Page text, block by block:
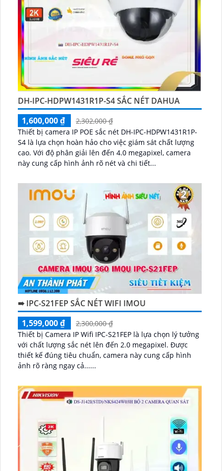
DH-IPC-HDPW1431R1P-S4 SẮC NÉT DAHUA
1,600,000 ₫
2,302,000 ₫
Thiết bị camera IP POE sắc nét DH-IPC-HDPW1431R1P-
S4 là lựa chọn hoàn hảo cho việc giám sát chất lượng
cao. Với độ phân giải lên đến 4.0 megapixel, camera
này cung cấp hình ảnh rõ nét và chi tiết...
➠ IPC-S21FEP SẮC NÉT WIFI IMOU
1,599,000 ₫
2,300,000 ₫
Thiết bị Camera IP Wifi IPC-S21FEP là lựa chọn lý tưởng
với chất lượng sắc nét lên đến 2.0 megapixel. Được
thiết kế đúng tiêu chuẩn, camera này cung cấp hình
ảnh rõ ràng ngay cả......